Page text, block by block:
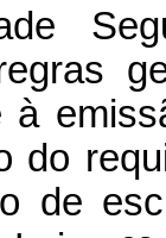
à
do
de